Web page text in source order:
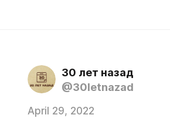
30 лет назад
@30letnazad
April 29, 2022